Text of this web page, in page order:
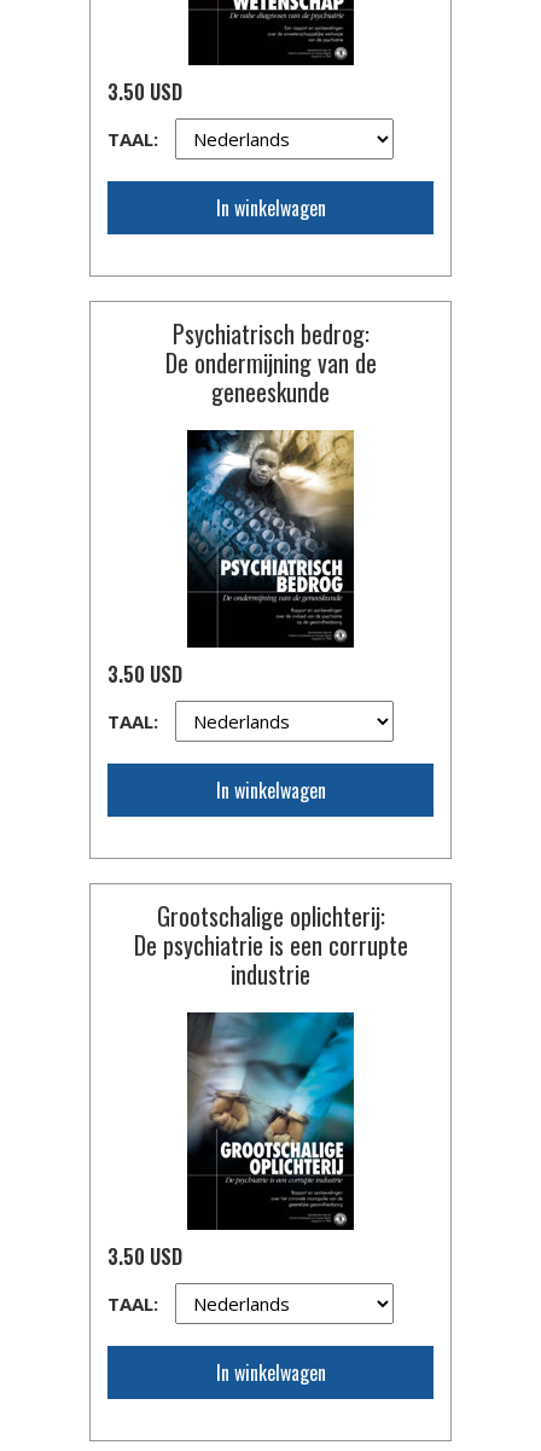
3.50 USD
TAAL:
In winkelwagen
Psychiatrisch bedrog:
De ondermijning van de
geneeskunde
3.50 USD
TAAL:
In winkelwagen
Grootschalige oplichterij:
De psychiatrie is een corrupte
industrie
3.50 USD
TAAL:
In winkelwagen